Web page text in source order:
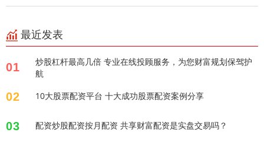
最近发表
01
炒股杠杆最高几倍 专业在线投顾服务，为您财富规划保驾护
航
02 10大股票配资平台 十大成功股票配资案例分享
03 配资炒股配资按月配资 共享财富配资是实盘交易吗？